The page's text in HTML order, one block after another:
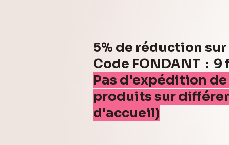
5% de réduction
Code FONDANT : 9
Pas d'expédition
produits sur
d'accueil)